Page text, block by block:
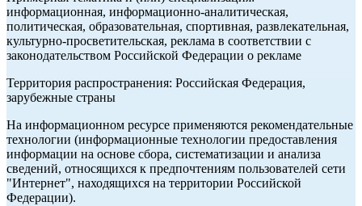
информационная, информационно-аналитическая,
политическая, образовательная, спортивная, развлекательная,
культурно-просветительская, реклама в соответствии с
законодательством Российской Федерации о рекламе
Территория распространения: Российская Федерация,
зарубежные страны
На информационном ресурсе применяются рекомендательные
технологии (информационные технологии предоставления
информации на основе сбора, систематизации и анализа
сведений, относящихся к предпочтениям пользователей сети
"Интернет", находящихся на территории Российской
Федерации).